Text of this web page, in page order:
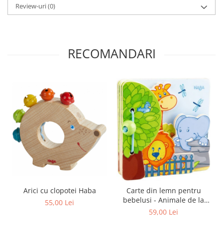
Review-uri(0)
RECOMANDARI
Arici cu clopotei Haba
55,00 Lei
Carte din lemn pentru
bebelusi - Animale de la
zoo, Haba
59,00 Lei